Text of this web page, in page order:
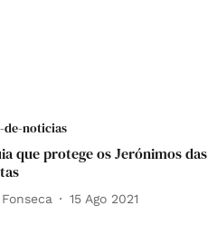
noticias
que protege os Jerónimos das
15 Ago 2021